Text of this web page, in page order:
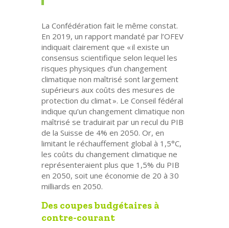
La Confédération fait le même constat.
En 2019, un rapport mandaté par l’OFEV
indiquait clairement que « il existe un
consensus scientifique selon lequel les
risques physiques d’un changement
climatique non maîtrisé sont largement
supérieurs aux coûts des mesures de
protection du climat ». Le Conseil fédéral
indique qu’un changement climatique non
maîtrisé se traduirait par un recul du PIB
de la Suisse de 4% en 2050. Or, en
limitant le réchauffement global à 1,5°C,
les coûts du changement climatique ne
représenteraient plus que 1,5% du PIB
en 2050, soit une économie de 20 à 30
milliards en 2050.
Des coupes budgétaires à
contre-courant